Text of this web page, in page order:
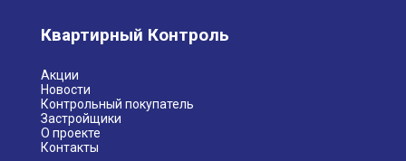
Квартирный Контроль
Акции
Новости
Контрольный покупатель
Застройщики
О проекте
Контакты